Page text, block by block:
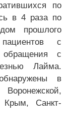
по
в 4 раза по
прошлого
с
с
Лайма.
в
Крым, Санкт-